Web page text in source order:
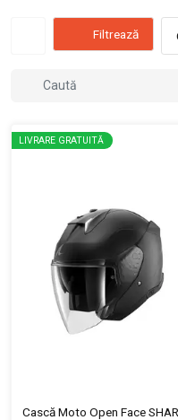
Filtrează
LIVRARE GRATUITĂ
Cască Moto Open Face